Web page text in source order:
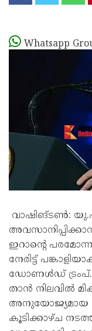
Whatsapp
വാഷിങ്ടൺ:
ഇറാന്റെ
നേരിട്ട്
ഡോണൾഡ് ട്രംപ്.
താൻ നിലവിൽ
അനുയോജ്യമായ
കൂടിക്കാഴ്ച